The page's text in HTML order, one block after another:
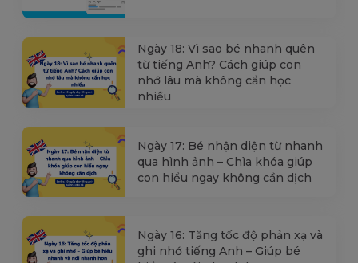
Ngày 18: Vì sao bé nhanh quên
từ tiếng Anh? Cách giúp con
nhớ lâu mà không cần học
nhiều
Ngày 17: Bé nhận diện từ nhanh
qua hình ảnh – Chìa khóa giúp
con hiểu ngay không cần dịch
Ngày 16: Tăng tốc độ phản xạ và
ghi nhớ tiếng Anh – Giúp bé